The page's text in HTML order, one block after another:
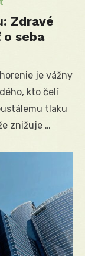
Zdravé
seba
je vážny
kto čelí
tlaku
znižuje …